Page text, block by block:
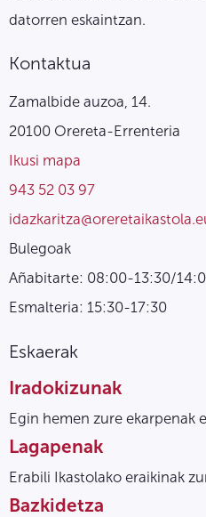
datorren eskaintzan.
Kontaktua
Zamalbide auzoa, 14.
20100 Orereta-Errenteria
Ikusi mapa
943 52 03 97
Bulegoak
Añabitarte: 08:00-13:30/
Esmalteria: 15:30-17:30
Eskaerak
Iradokizunak
Egin hemen zure ekarpenak
Lagapenak
Erabili Ikastolako eraikinak
Bazkidetza